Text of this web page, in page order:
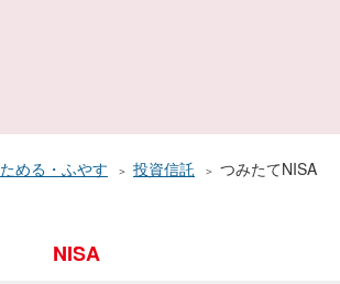
ためる・ふやす 投資信託 つみたてNISA
NISA